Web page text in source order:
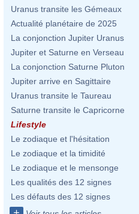
Uranus transite les Gémeaux
Actualité planétaire de 2025
La conjonction Jupiter Uranus
Jupiter et Saturne en Verseau
La conjonction Saturne Pluton
Jupiter arrive en Sagittaire
Uranus transite le Taureau
Saturne transite le Capricorne
Lifestyle
Le zodiaque et l'hésitation
Le zodiaque et la timidité
Le zodiaque et le mensonge
Les qualités des 12 signes
Les défauts des 12 signes